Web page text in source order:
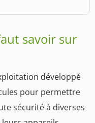
savoir sur
développé
pour permettre
sécurité à diverses